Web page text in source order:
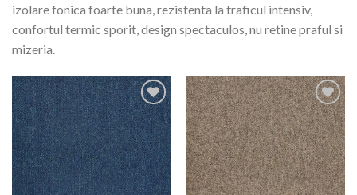
izolare fonica foarte buna, rezistenta la traficul intensiv,
confortul termic sporit, design spectaculos, nu retine praful si
mizeria.
Adaugă
în
Wishlist
Adaugă
în
Wishlist